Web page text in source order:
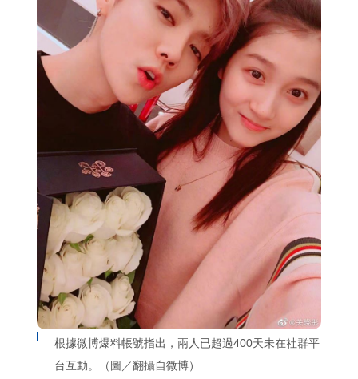
根據微博爆料帳號指出，兩人已超過400天未在社群平
台互動。（圖／翻攝自微博）